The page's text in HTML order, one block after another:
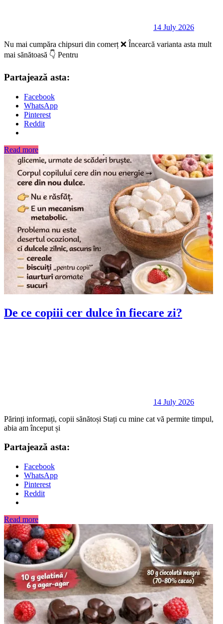
14 July 2026
Nu mai cumpăra chipsuri din comerț ❌ Încearcă varianta asta mult
mai sănătoasă 👇 Pentru
Partajează asta:
Facebook
WhatsApp
Pinterest
Reddit
Read more
De ce copiii cer dulce în fiecare zi?
14 July 2026
Părinți informați, copii sănătoși Stați cu mine cat vă permite timpul,
abia am început și
Partajează asta:
Facebook
WhatsApp
Pinterest
Reddit
Read more